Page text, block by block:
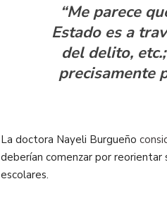
“Me parece
Estado es a
del delito,
precisamente
La doctora Nayeli Burgueño
deberían comenzar por reorientar
escolares.